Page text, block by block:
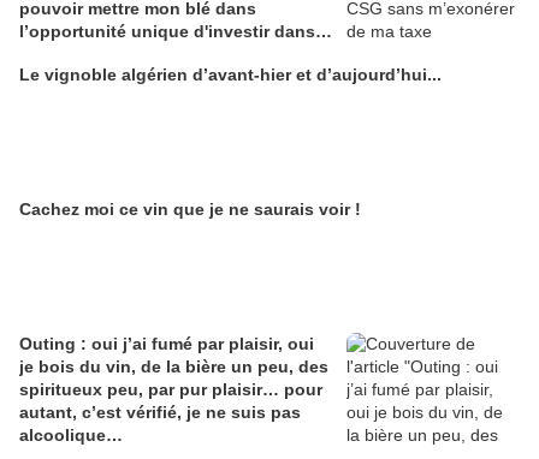
pouvoir mettre mon blé dans
l’opportunité unique d'investir dans
Alain Edouard
Le vignoble algérien d’avant-hier et d’aujourd’hui...
Cachez moi ce vin que je ne saurais voir !
Outing : oui j’ai fumé par plaisir, oui
je bois du vin, de la bière un peu, des
spiritueux peu, par pur plaisir… pour
autant, c’est vérifié, je ne suis pas
alcoolique…